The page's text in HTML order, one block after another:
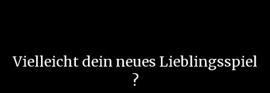
Vielleicht dein neues Lieblingsspiel
?